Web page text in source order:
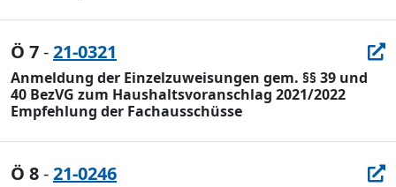
Ö 7-21-0321
Anmeldung der Einzelzuweisungen gem. §§ 39 und
40 BezVG zum Haushaltsvoranschlag 2021/2022
Empfehlung der Fachausschüsse
Ö 8-21-0246